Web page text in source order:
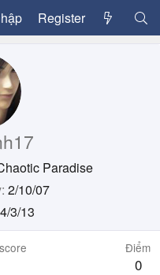
Register
Paradise
2/10/07
3/13
Điểm
0